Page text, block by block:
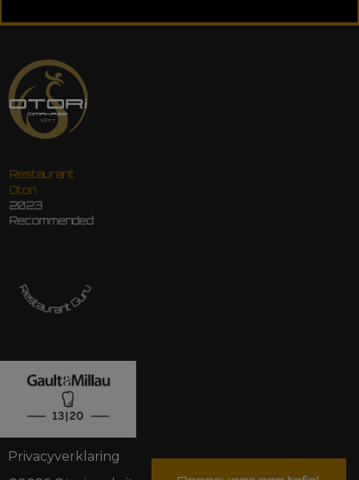
Restaurant
Otori
2023
Recommended
Restaurant Guru
Privacyverklaring